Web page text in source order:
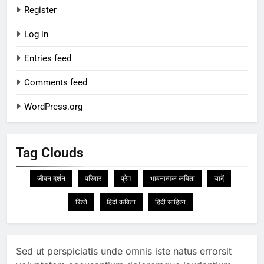
Register
Log in
Entries feed
Comments feed
WordPress.org
Tag Clouds
जीवन दर्शन परिवार प्रेम भावनात्मक कविता यादें
रिश्ते हिंदी कविता हिंदी साहित्य
Sed ut perspiciatis unde omnis iste natus errorsit